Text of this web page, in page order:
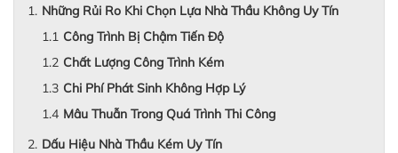
Những Rủi Ro Khi Chọn Lựa Nhà Thầu Không Uy Tín
Công Trình Bị Chậm Tiến Độ
Chất Lượng Công Trình Kém
Chi Phí Phát Sinh Không Hợp Lý
Mâu Thuẫn Trong Quá Trình Thi Công
Dấu Hiệu Nhà Thầu Kém Uy Tín